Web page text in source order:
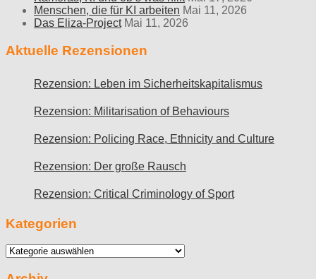
Menschen, die für KI arbeiten Mai 11, 2026
Das Eliza-Project Mai 11, 2026
Aktuelle Rezensionen
Rezension: Leben im Sicherheitskapitalismus
Rezension: Militarisation of Behaviours
Rezension: Policing Race, Ethnicity and Culture
Rezension: Der große Rausch
Rezension: Critical Criminology of Sport
Kategorien
Kategorien